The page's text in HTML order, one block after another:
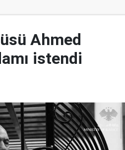
Ahmed
istendi